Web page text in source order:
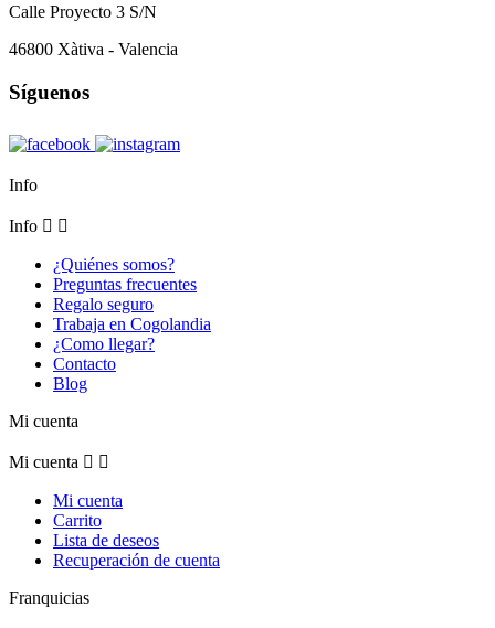
Calle Proyecto 3 S/N
46800 Xàtiva - Valencia
Síguenos
Info
Info  
¿Quiénes somos?
Preguntas frecuentes
Regalo seguro
Trabaja en Cogolandia
¿Como llegar?
Contacto
Blog
Mi cuenta
Mi cuenta  
Mi cuenta
Carrito
Lista de deseos
Recuperación de cuenta
Franquicias